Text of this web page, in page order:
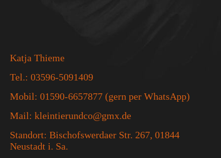
Katja Thieme
Tel.: 03596-5091409
Mobil: 01590-6657877 (gern per WhatsApp)
Mail: kleintierundco@gmx.de
Standort: Bischofswerdaer Str. 267, 01844
Neustadt i. Sa.